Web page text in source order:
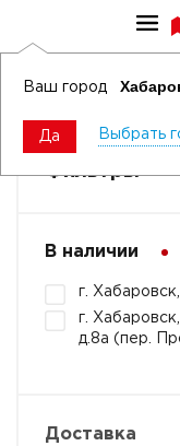
Ваш город
Да Выбрать
Диспенсеры
Фильтры
В наличии
г.
г.
д.8а (пер.
Доставка